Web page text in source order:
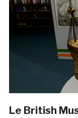
Le British